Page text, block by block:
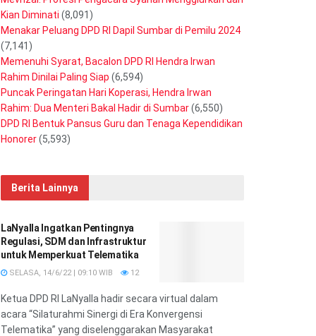
Kian Diminati (8,091)
Menakar Peluang DPD RI Dapil Sumbar di Pemilu 2024
(7,141)
Memenuhi Syarat, Bacalon DPD RI Hendra Irwan
Rahim Dinilai Paling Siap (6,594)
Puncak Peringatan Hari Koperasi, Hendra Irwan
Rahim: Dua Menteri Bakal Hadir di Sumbar(6,550)
DPD RI Bentuk Pansus Guru dan Tenaga Kependidikan
Honorer(5,593)
Berita Lainnya
LaNyalla Ingatkan Pentingnya
Regulasi, SDM dan Infrastruktur
untuk Memperkuat Telematika
SELASA, 14/6/22 | 09:10 WIB 12
Ketua DPD RI LaNyalla hadir secara virtual dalam
acara “Silaturahmi Sinergi di Era Konvergensi
Telematika” yang diselenggarakan Masyarakat